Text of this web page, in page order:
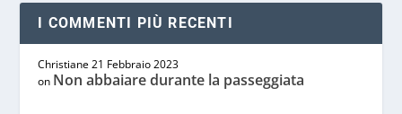
I COMMENTI PIÙ RECENTI
Christiane 21 Febbraio 2023
on Non abbaiare durante la passeggiata